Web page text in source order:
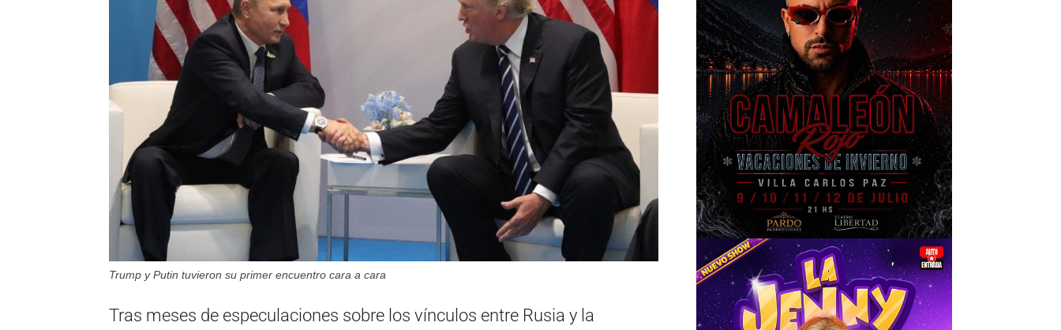
Trump y Putin tuvieron su primer encuentro cara a cara
Tras meses de especulaciones sobre los vínculos entre Rusia y la